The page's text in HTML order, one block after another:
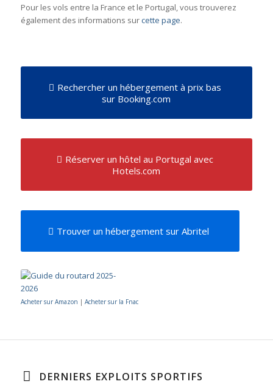
Pour les vols entre la France et le Portugal, vous trouverez
également des informations surcette page.
Rechercher un hébergement à prix bas
sur Booking.com
Réserver un hôtel au Portugal avec
Hotels.com
Trouver un hébergement sur Abritel
Acheter sur Amazon | Acheter sur la Fnac
DERNIERS EXPLOITS SPORTIFS